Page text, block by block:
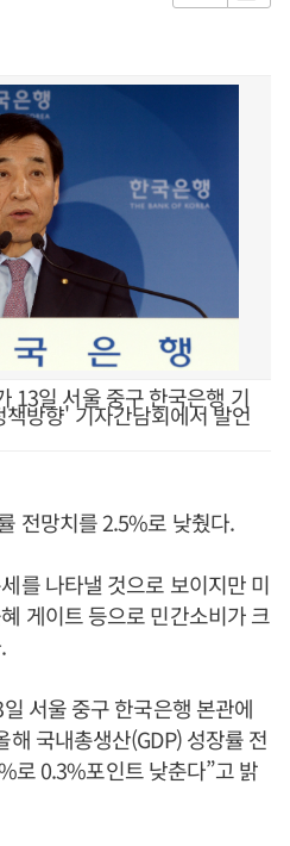
13일 서울 중구 한국은행 기
방향' 기자간담회에서 발언
전망치를 2.5%로 낮췄다.
를 나타낼 것으로 보이지만 미
게이트 등으로 민간소비가 크
서울 중구 한국은행 본관에
국내총생산(GDP) 성장률 전
로 0.3%포인트 낮춘다”고 밝